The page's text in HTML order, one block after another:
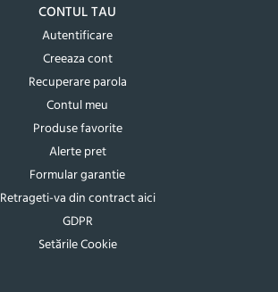
CONTUL TAU
Autentificare
Creeaza cont
Recuperare parola
Contul meu
Produse favorite
Alerte pret
Formular garantie
Retrageti-va din contract aici
GDPR
Setările Cookie